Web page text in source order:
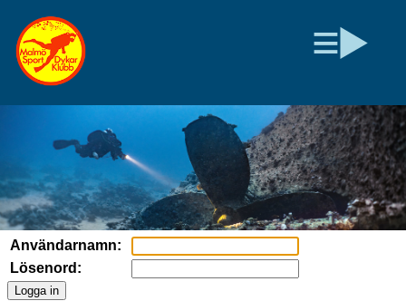
Användarnamn:
Lösenord:
Logga in